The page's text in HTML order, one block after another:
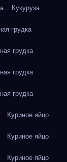
Кукуруза
грудка
грудка
грудка
грудка
Куриное яйцо
Куриное яйцо
Куриное яйцо